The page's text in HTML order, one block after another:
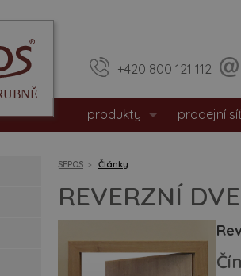
+420 800 121 112
produkty
vchodové dveře
bezpečnostní dveře
protipožární dveře
prodejní síť
sídlo firmy
SEPOS Články
REVERZNÍ